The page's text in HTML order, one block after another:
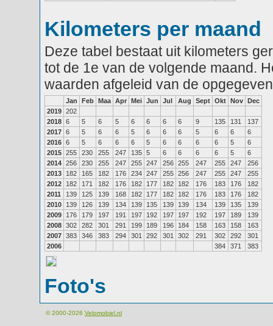
Kilometers per maand
Deze tabel bestaat uit kilometers
tot de 1e van de volgende maand.
waarden afgeleid van de
Jan Feb Maa Apr Mei Jun Jul Aug Sept Okt Nov Dec
2019 202
2018 6 5 6 5 6 6 6 6 9 135 131
137
2017 6 5 6 6 5 6 6 6 5 6 6
6
2016 6 5 6 6 6 5 6 6 6 6 5
6
2015 255 230 255 247 135 5 6 6 6 6 5
6
2014 256 230 255 247 255 247 256 255 247 255 247
256
2013
182 165 182 176 234 247 255 256 247 255 247
255
2012
182 171 182 176 182 177 182 182 176 183 176
182
2011
139 125 139 168 182 177 182 182 176 183 176
182
2010
139 126 139 134 139 135 139 139 134 139 135
139
2009
176 179 197 191 197 192 197 197 192 197 189
139
2008 302 282 301 291 199 189 196 184 158 163 158
163
2007 383 346 383 294 301 292 301 302 291 302 292
301
2006
384 371 383
Foto's
© 2000-2026 Velomobiel.nl